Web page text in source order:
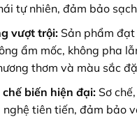
tự nhiên, đảm bảo
vượt trội:Sản phẩm đạt
ẩm mốc, không pha
thơm và màu sắc
biến hiện đại:Sơ
nghệ tiên tiến, đảm bảo